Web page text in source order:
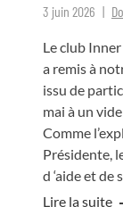
3 juin 2026
Le club
a remis à
issu de
mai à un
Comme
Présidente,
d ‘aide et
Lire la suite